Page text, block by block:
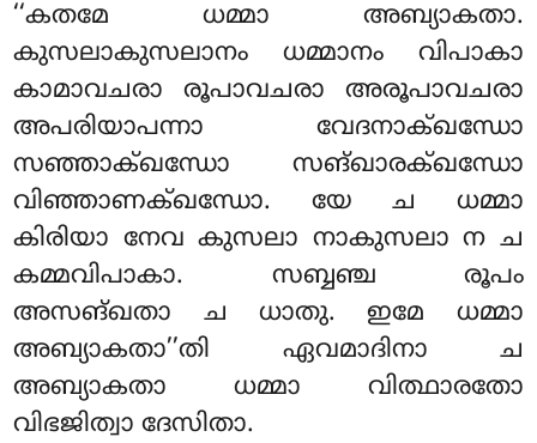
‘‘കതമേ ധമ്മാ അബ്യാകതാ.
കുസലാകുസലാനം ധമ്മാനം വിപാകാ
കാമാവചരാ രൂപാവചരാ അരൂപാവചരാ
അപരിയാപന്നാ വേദനാക്ഖന്ധോ
സഞ്ഞാക്ഖന്ധോ സങ്ഖാരക്ഖന്ധോ
വിഞ്ഞാണക്ഖന്ധോ. യേ ച ധമ്മാ
കിരിയാ നേവ കുസലാ നാകുസലാ ന ച
കമ്മവിപാകാ. സബ്ബഞ്ച രൂപം
അസങ്ഖതാ ച ധാതു. ഇമേ ധമ്മാ
അബ്യാകതാ’’തി ഏവമാദിനാ ച
അബ്യാകതാ ധമ്മാ വിത്ഥാരതോ
വിഭജിത്വാ ദേസിതാ.